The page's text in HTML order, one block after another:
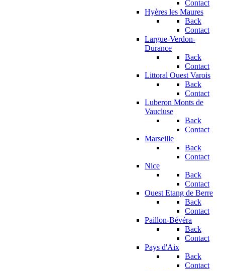
Contact
Hyères les Maures
Back
Contact
Largue-Verdon-
Durance
Back
Contact
Littoral Ouest Varois
Back
Contact
Luberon Monts de
Vaucluse
Back
Contact
Marseille
Back
Contact
Nice
Back
Contact
Ouest Etang de Berre
Back
Contact
Paillon-Bévéra
Back
Contact
Pays d'Aix
Back
Contact